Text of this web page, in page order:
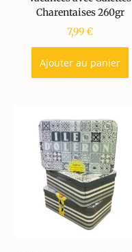
Charentaises 260gr
7,99€
Ajouter au panier